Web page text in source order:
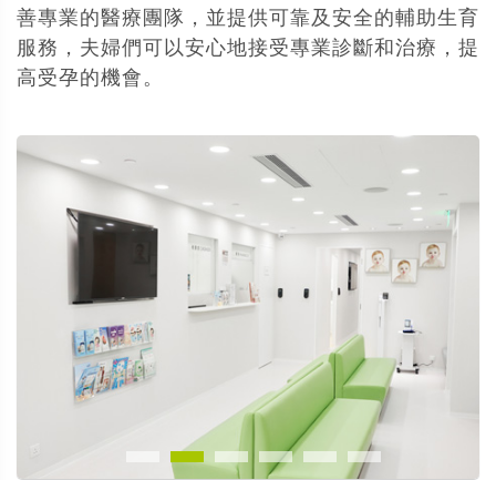
善專業的醫療團隊，並提供可靠及安全的輔助生育
服務，夫婦們可以安心地接受專業診斷和治療，提
高受孕的機會。